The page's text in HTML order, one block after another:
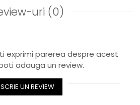
uri (0)
exprimi parerea despre acest
adauga un review.
SCRIE UN REVIEW